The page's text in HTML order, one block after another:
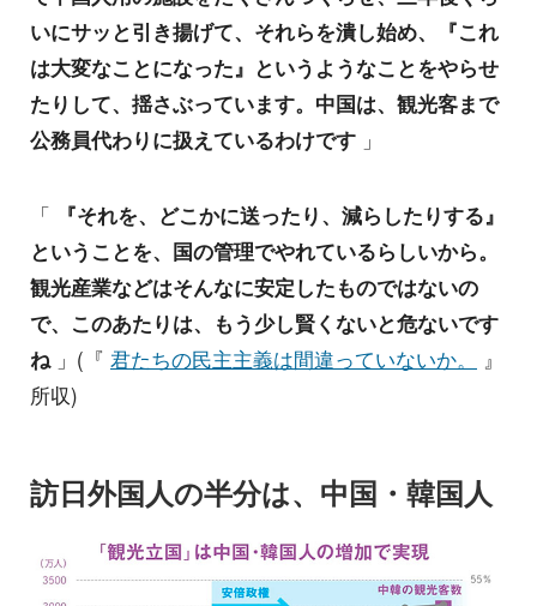
いにサッと引き揚げて、それらを潰し始め、『これ
は大変なことになった』というようなことをやらせ
たりして、揺さぶっています。中国は、観光客まで
公務員代わりに扱えているわけです 」
「
『それを、どこかに送ったり、減らしたりする』
ということを、国の管理でやれているらしいから。
観光産業などはそんなに安定したものではないの
で、このあたりは、もう少し賢くないと危ないです
ね」(『 君たちの民主主義は間違っていないか。
』
所収)
訪日外国人の半分は、中国・韓国人